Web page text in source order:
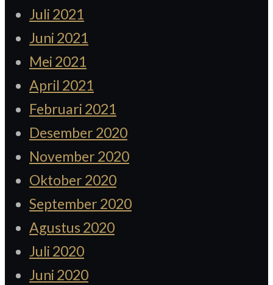
Juli 2021
Juni 2021
Mei 2021
April 2021
Februari 2021
Desember 2020
November 2020
Oktober 2020
September 2020
Agustus 2020
Juli 2020
Juni 2020